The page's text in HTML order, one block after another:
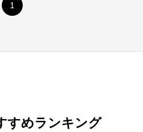
1
すめランキング